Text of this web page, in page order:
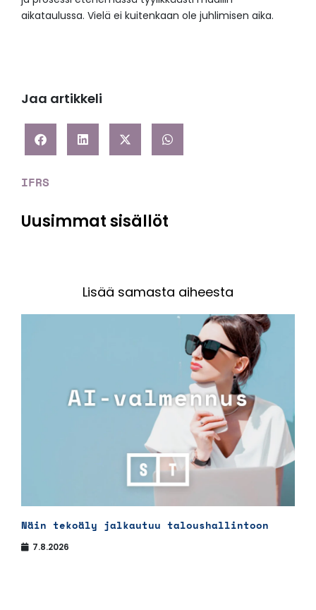
aikataulussa. Vielä ei kuitenkaan ole juhlimisen aika.
Jaa artikkeli
IFRS
Uusimmat sisällöt
Lisää samasta aiheesta
Näin tekoäly jalkautuu taloushallintoon
7.8.2026